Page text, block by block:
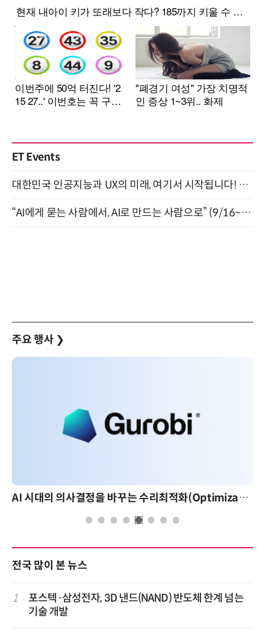
ET Events
대한민국 인공지능과 UX의 미래, 여기서 시작됩니다! UX Korea 2026 - Fall 9월 2일 개최
“AI에게 묻는 사람에서, AI로 만드는 사람으로” (9/16~17)
주요 행사 ❯
AI 시대의 의사결정을 바꾸는 수리최적화(Optimization): 실제 산업 적용 사례와 활용 전략
전국 많이 본 뉴스
1
포스텍·삼성전자, 3D 낸드(NAND) 반도체 한계 넘는
기술 개발